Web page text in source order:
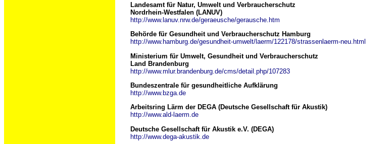
Landesamt für Natur, Umwelt und Verbraucherschutz
Nordrhein-Westfalen (LANUV)
http://www.lanuv.nrw.de/geraeusche/gerausche.htm
Behörde für Gesundheit und Verbraucherschutz Hamburg
http://www.hamburg.de/gesundheit-umwelt/laerm/122178/strassenlaerm-neu.html
Ministerium für Umwelt, Gesundheit und Verbraucherschutz
Land Brandenburg
http://www.mlur.brandenburg.de/cms/detail.php/107283
Bundeszentrale für gesundheitliche Aufklärung
http://www.bzga.de
Arbeitsring Lärm der DEGA (Deutsche Gesellschaft für Akustik)
http://www.ald-laerm.de
Deutsche Gesellschaft für Akustik e.V. (DEGA)
http://www.dega-akustik.de